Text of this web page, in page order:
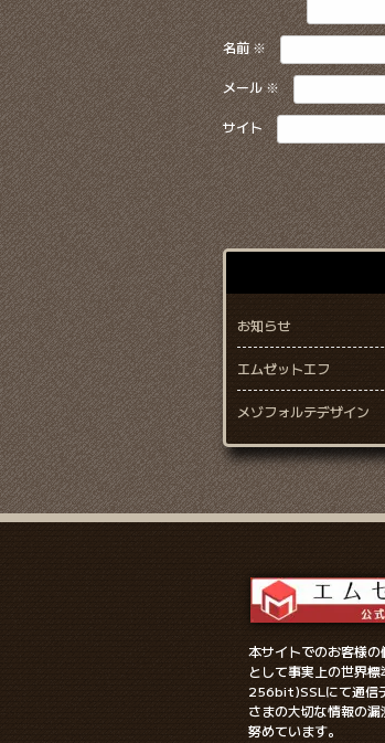
名前※
メール※
サイト
お知らせ
エムゼットエフ
メゾフォルテデザイン
本サイトでのお客様
として事実上の世界
256bit)SSLにて通信
さまの大切な情報の
努めています。